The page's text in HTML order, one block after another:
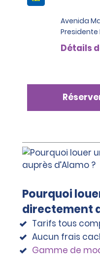
Avenida
Presidente
Détails
Pourquoi
directement
Tarifs tous
Aucun frais
Gamme de